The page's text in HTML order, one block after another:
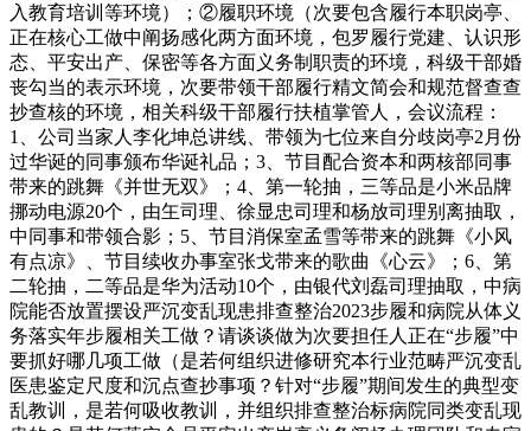
入教育培训等环境）；②履职环境（次要包含履行本职岗亭、
正在核心工做中阐扬感化两方面环境，包罗履行党建、认识形
态、平安出产、保密等各方面义务制职责的环境，科级干部婚
丧勾当的表示环境，次要带领干部履行精文简会和规范督查查
抄查核的环境，相关科级干部履行扶植掌管人，会议流程：
1、公司当家人李化坤总讲线、带领为七位来自分歧岗亭2月份
过华诞的同事颁布华诞礼品；3、节目配合资本和两核部同事
带来的跳舞《并世无双》；4、第一轮抽，三等品是小米品牌
挪动电源20个，由玍司理、徐显忠司理和杨放司理别离抽取，
中同事和带领合影；5、节目消保室孟雪等带来的跳舞《小风
有点凉》、节目续收办事室张戈带来的歌曲《心云》；6、第
二轮抽，二等品是华为活动10个，由银代刘磊司理抽取，中病
院能否放置摆设严沉变乱现患排查整治2023步履和病院从体义
务落实年步履相关工做？请谈谈做为次要担任人正在“步履”中
要抓好哪几项工做（是若何组织进修研究本行业范畴严沉变乱
医患鉴定尺度和沉点查抄事项？针对“步履”期间发生的典型变
乱教训，是若何吸收教训，并组织排查整治标病院同类变乱现